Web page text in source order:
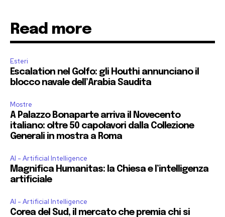
Read more
Esteri
Escalation nel Golfo: gli Houthi annunciano il
blocco navale dell’Arabia Saudita
Mostre
A Palazzo Bonaparte arriva il Novecento
italiano: oltre 50 capolavori dalla Collezione
Generali in mostra a Roma
AI - Artificial Intelligence
Magnifica Humanitas: la Chiesa e l’intelligenza
artificiale
AI - Artificial Intelligence
Corea del Sud, il mercato che premia chi si